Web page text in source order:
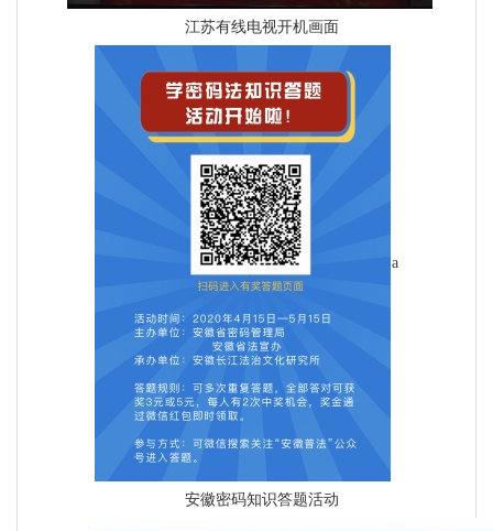
江苏有线电视开机画面
a
安徽密码知识答题活动